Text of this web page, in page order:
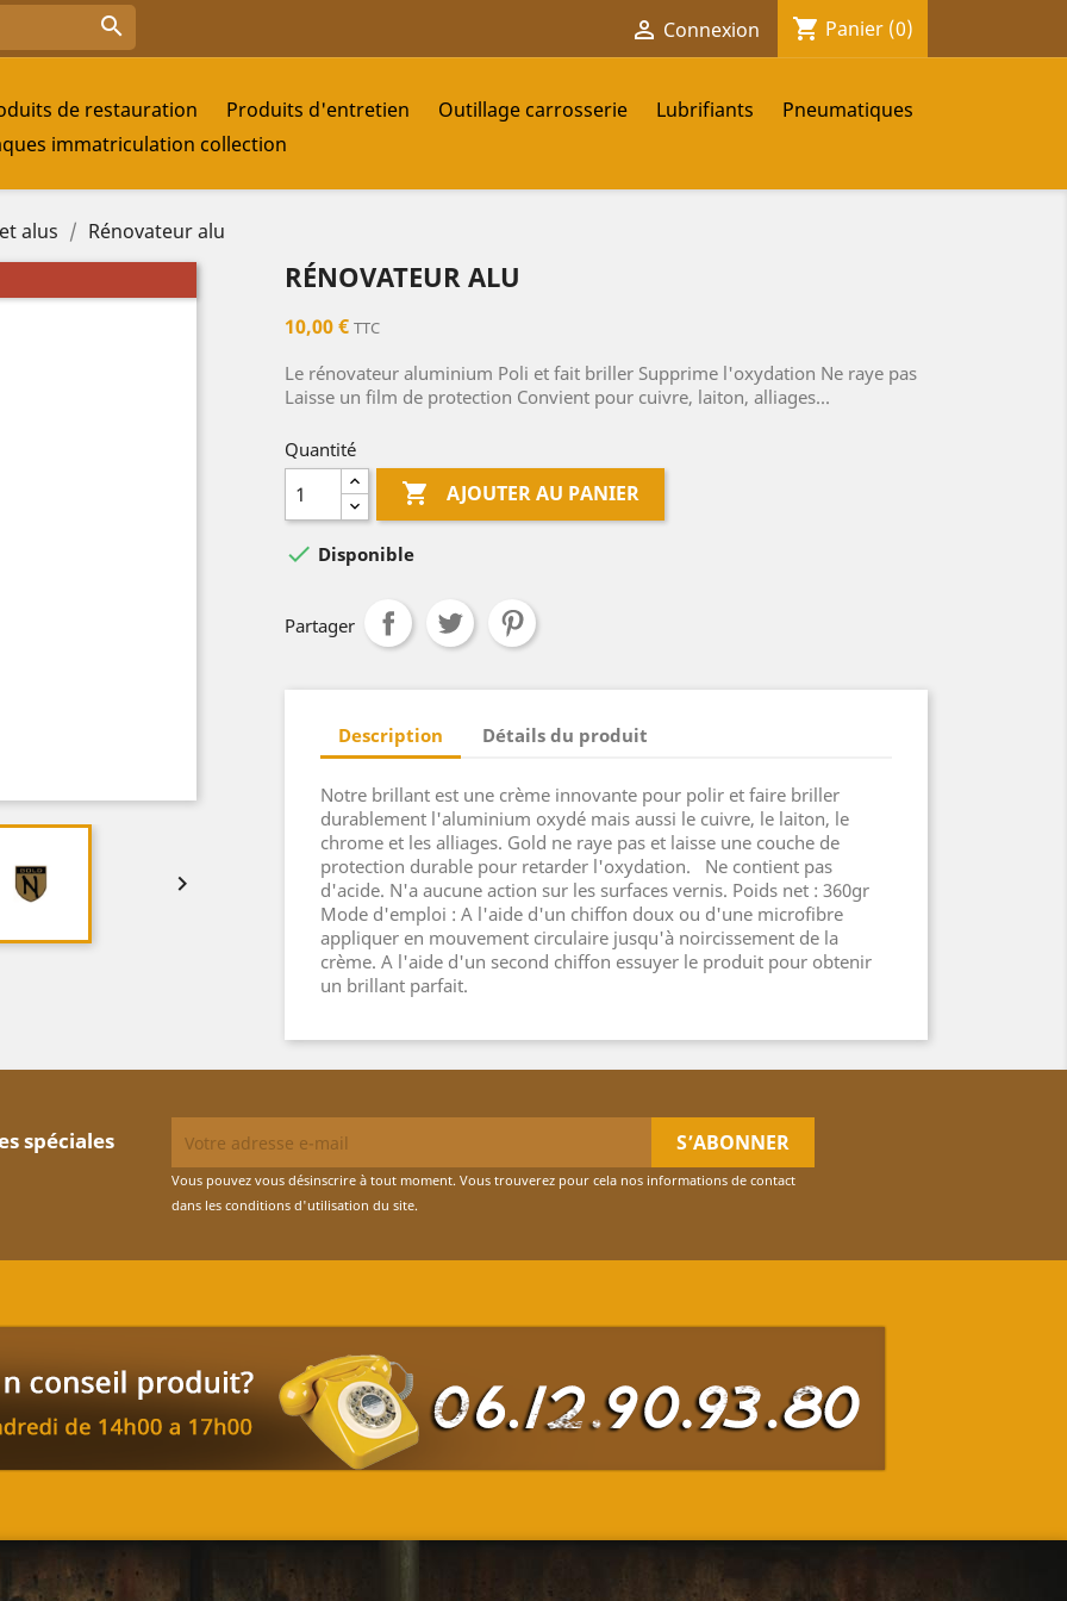
  Connexion shopping_cart Panier (0)
de restauration Produits d'entretien Outillage carrosserie Lubrifiants
Pneumatiques
immatriculation collection
alus Rénovateur alu

RÉNOVATEUR ALU
10,00 € TTC
Le rénovateur aluminium Poli et fait briller Supprime l'oxydation Ne raye pas
Laisse un film de protection Convient pour cuivre, laiton, alliages...
Quantité
 AJOUTER AU PANIER
 Disponible
Partager
Description Détails du produit
Notre brillant est une crème innovante pour polir et faire briller
durablement l'aluminium oxydé mais aussi le cuivre, le laiton, le
chrome et les alliages. Gold ne raye pas et laisse une couche de
protection durable pour retarder l'oxydation. Ne contient pas
d'acide. N'a aucune action sur les surfaces vernis. Poids net : 360gr
Mode d'emploi : A l'aide d'un chiffon doux ou d'une microfibre
appliquer en mouvement circulaire jusqu'à noircissement de la
crème. A l'aide d'un second chiffon essuyer le produit pour obtenir
un brillant parfait.
spéciales
Vous pouvez vous désinscrire à tout moment. Vous trouverez pour cela nos informations de contact
dans les conditions d'utilisation du site.